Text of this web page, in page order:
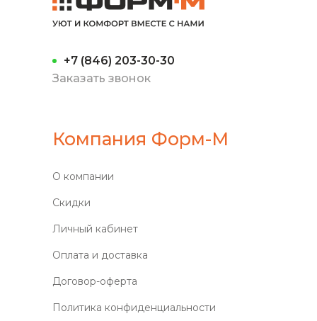
+7 (846) 203-30-30
Заказать звонок
Компания Форм-М
О компании
Скидки
Личный кабинет
Оплата и доставка
Договор-оферта
Политика конфиденциальности